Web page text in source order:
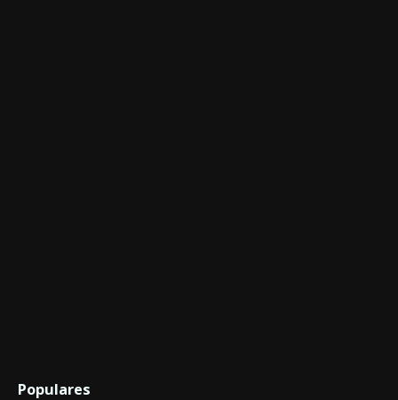
Populares